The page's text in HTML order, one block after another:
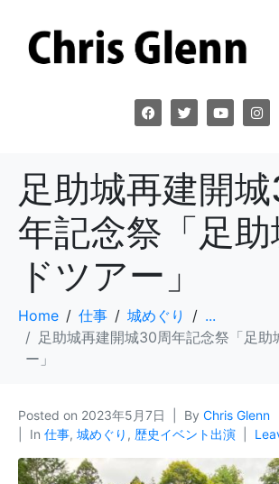
足助城再建開
年記念祭「足助
ドツアー」
Home 仕事 城めぐり
...
足助城再建開城30周年記念祭「足助
ー」
Posted on 2023年5月7日 By Chris Glenn
In 仕事, 城めぐり , 歴史イベント出演